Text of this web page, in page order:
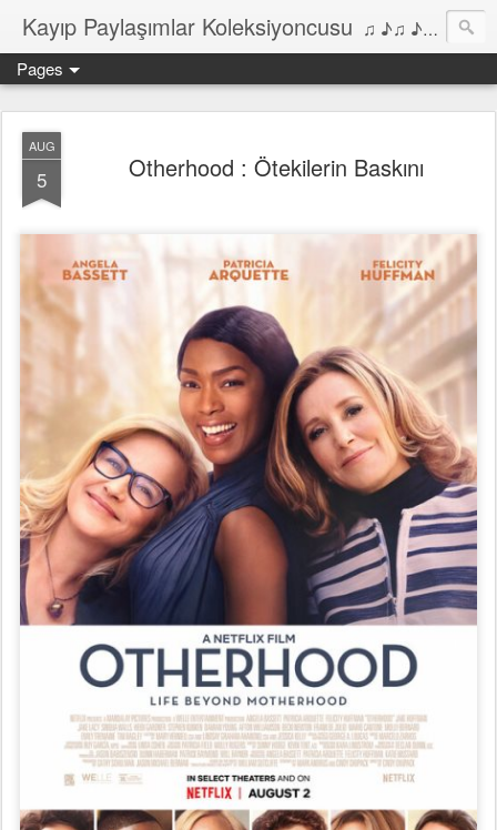
Kayıp Paylaşımlar Koleksiyoncusu ♫ ♪♫ ♪ ♫ ♪♫ ♪•♫♪ 2006'dan bu yana Film, Dizi, Müzik ve Kitaplar üzerine Yazılar Diyarı...
Pages
AUG
5 Otherhood : Ötekilerin Baskını